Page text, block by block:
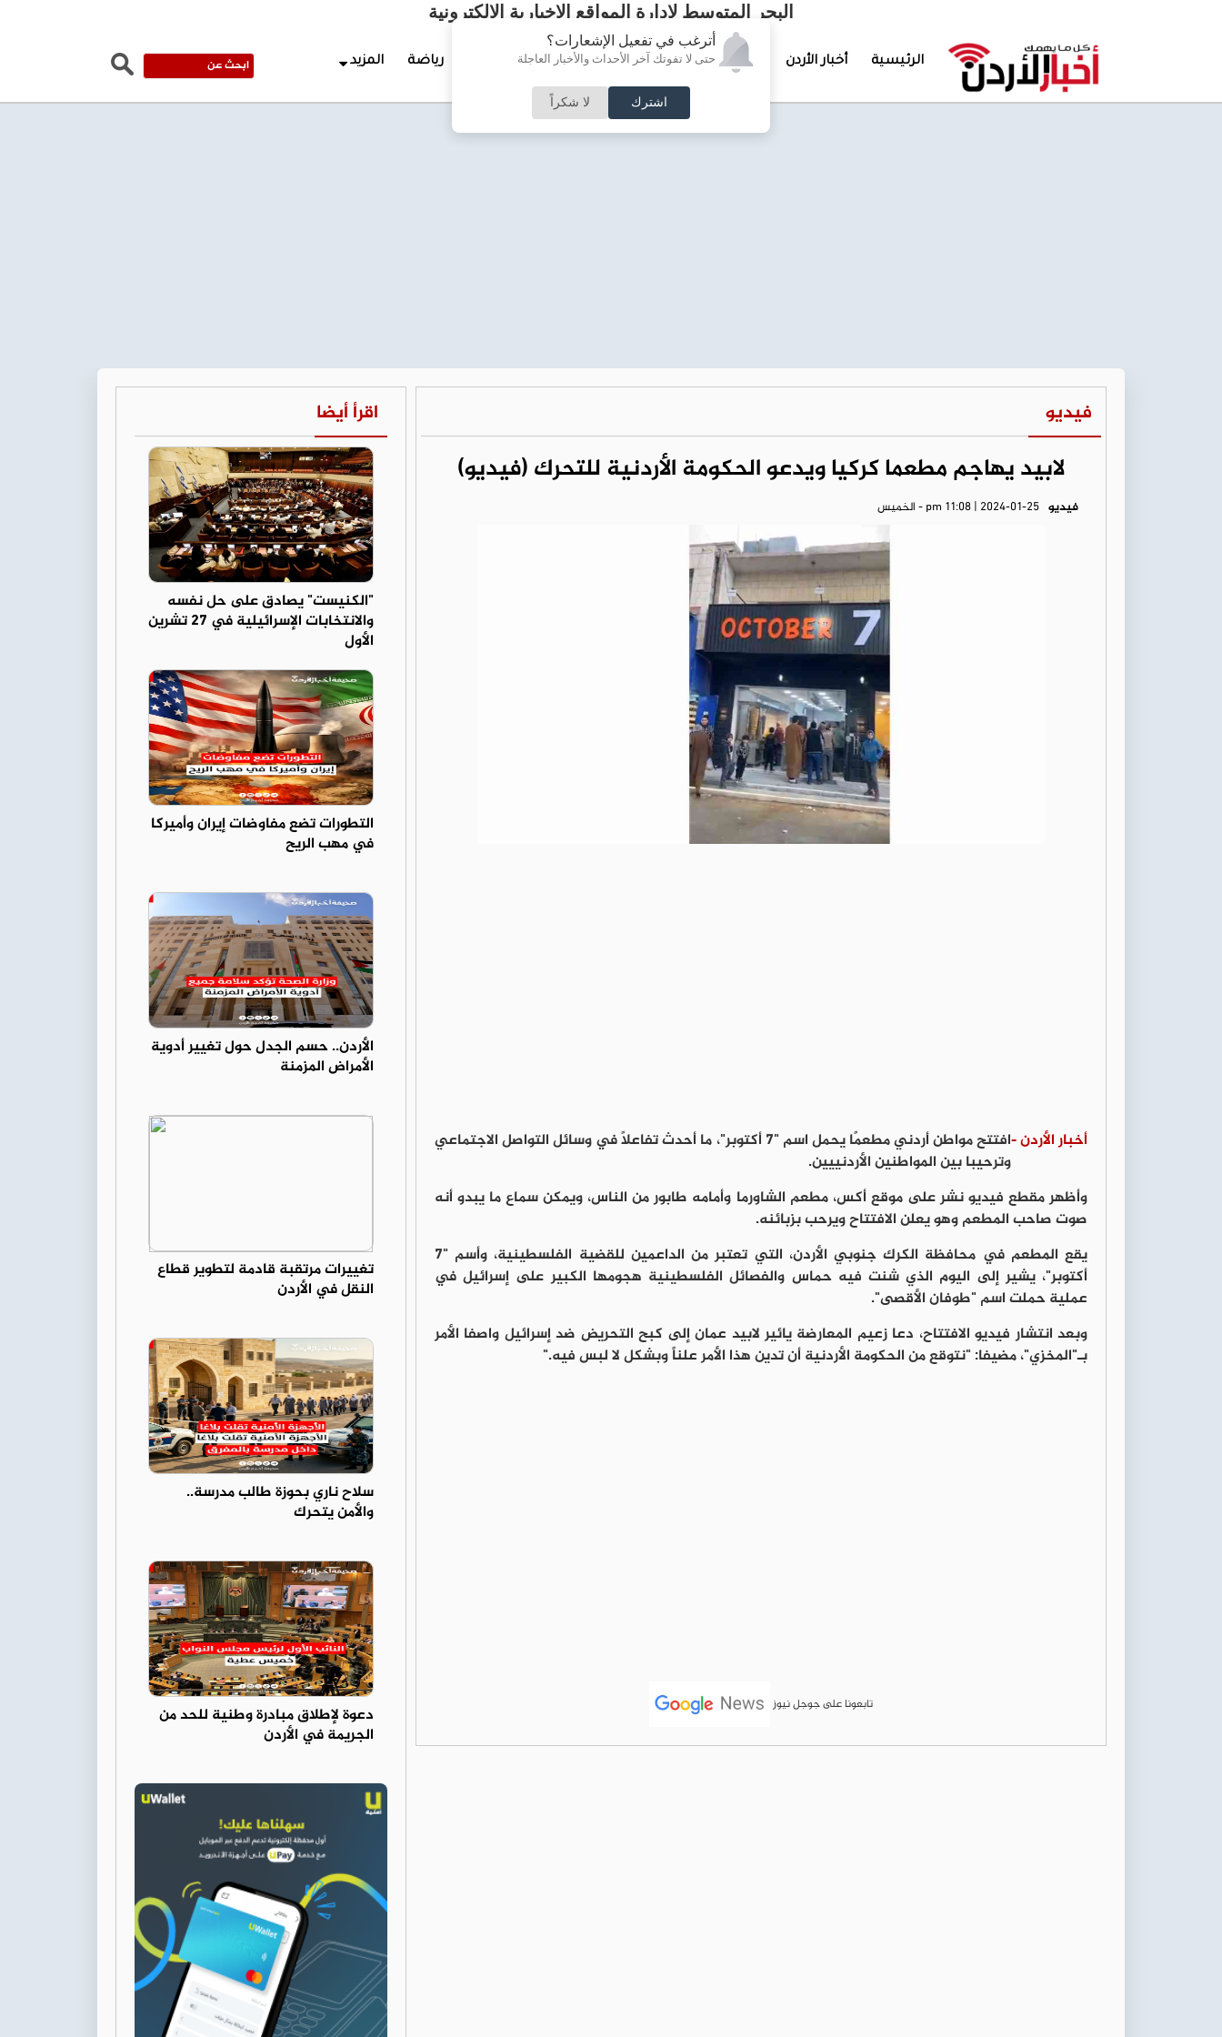
أترغب في تفعيل الإشعارات؟
حتى لا تفوتك آخر الأحداث والأخبار العاجلة
اشترك لا شكراً
البحر المتوسط لإدارة المواقع الإخبارية الالكترونية
الرئيسية أخبار الأردن تغطيات خاصة لقاء الأسبوع جرائم وحوادث رياضة المزيد
فيديو
لابيد يهاجم مطعما كركيا ويدعو الحكومة الأردنية للتحرك (فيديو)
فيديو pm 11:08 | 2024-01-25 - الخميس
أخبار الأردن -
افتتح مواطن أردني مطعمًا يحمل اسم "7 أكتوبر"، ما أحدث تفاعلًا في وسائل التواصل الاجتماعي
وترحيبا بين المواطنين الأردنييين.
وأظهر مقطع فيديو نشر على موقع أكس، مطعم الشاورما وأمامه طابور من الناس، ويمكن سماع ما يبدو أنه
صوت صاحب المطعم وهو يعلن الافتتاح ويرحب بزبائنه.
يقع المطعم في محافظة الكرك جنوبي الأردن، التي تعتبر من الداعمين للقضية الفلسطينية، وأسم "7
أكتوبر"، يشير إلى اليوم الذي شنت فيه حماس والفصائل الفلسطينية هجومها الكبير على إسرائيل في
عملية حملت اسم "طوفان الأقصى".
وبعد انتشار فيديو الافتتاح، دعا زعيم المعارضة يائير لابيد عمان إلى كبح التحريض ضد إسرائيل واصفا الأمر
بـ"المخزي"، مضيفا: "نتوقع من الحكومة الأردنية أن تدين هذا الأمر علناً وبشكل لا لبس فيه."
تابعونا على جوجل نيوز
اقرأ أيضا
"الكنيست" يصادق على حل نفسه
والانتخابات الإسرائيلية في 27 تشرين
الأول
التطورات تضع مفاوضات إيران وأميركا
في مهب الريح
الأردن.. حسم الجدل حول تغيير أدوية
الأمراض المزمنة
تغييرات مرتقبة قادمة لتطوير قطاع
النقل في الأردن
سلاح ناري بحوزة طالب مدرسة..
والأمن يتحرك
دعوة لإطلاق مبادرة وطنية للحد من
الجريمة في الأردن